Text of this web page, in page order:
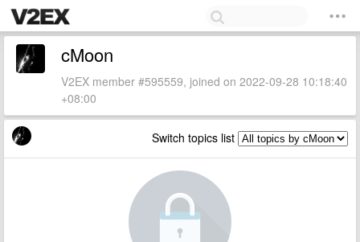
cMoon
V2EX member #595559, joined on 2022-09-28 10:18:40
+08:00
Switch topics list